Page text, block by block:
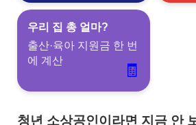
우리 집 총 얼마?
출산·육아 지원금 한 번
에 계산
🧾
청년 소상공인이라면 지금 안